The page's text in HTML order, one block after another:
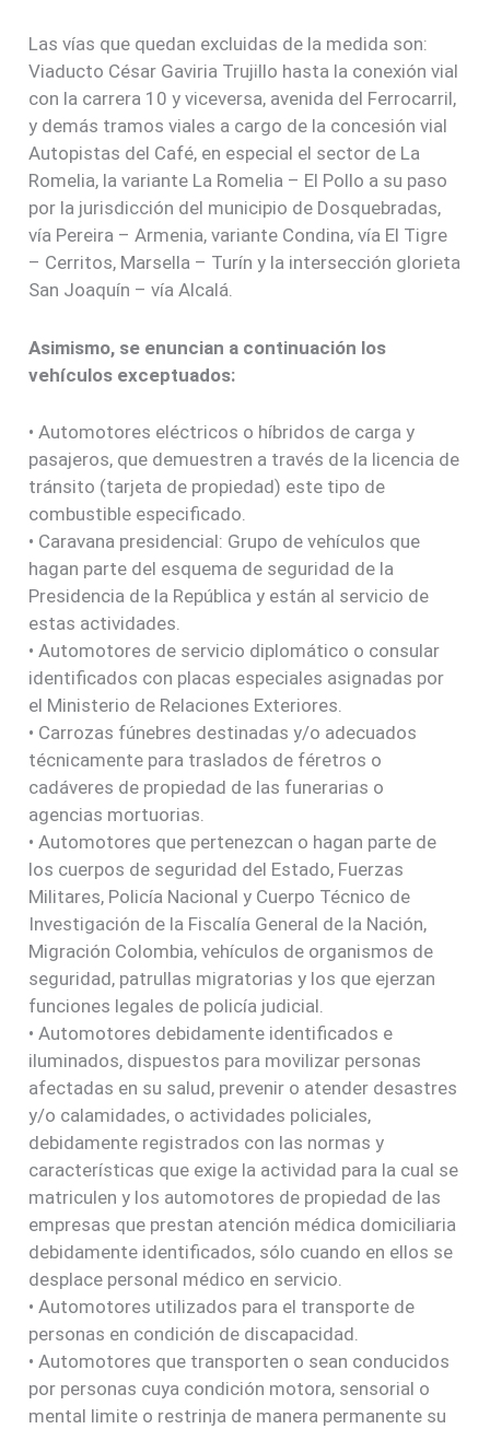
Las vías que quedan excluidas de la medida son:
Viaducto César Gaviria Trujillo hasta la conexión vial
con la carrera 10 y viceversa, avenida del Ferrocarril,
y demás tramos viales a cargo de la concesión vial
Autopistas del Café, en especial el sector de La
Romelia, la variante La Romelia – El Pollo a su paso
por la jurisdicción del municipio de Dosquebradas,
vía Pereira – Armenia, variante Condina, vía El Tigre
– Cerritos, Marsella – Turín y la intersección glorieta
San Joaquín – vía Alcalá.
Asimismo, se enuncian a continuación los
vehículos exceptuados:
• Automotores eléctricos o híbridos de carga y
pasajeros, que demuestren a través de la licencia de
tránsito (tarjeta de propiedad) este tipo de
combustible especificado.
• Caravana presidencial: Grupo de vehículos que
hagan parte del esquema de seguridad de la
Presidencia de la República y están al servicio de
estas actividades.
• Automotores de servicio diplomático o consular
identificados con placas especiales asignadas por
el Ministerio de Relaciones Exteriores.
• Carrozas fúnebres destinadas y/o adecuados
técnicamente para traslados de féretros o
cadáveres de propiedad de las funerarias o
agencias mortuorias.
• Automotores que pertenezcan o hagan parte de
los cuerpos de seguridad del Estado, Fuerzas
Militares, Policía Nacional y Cuerpo Técnico de
Investigación de la Fiscalía General de la Nación,
Migración Colombia, vehículos de organismos de
seguridad, patrullas migratorias y los que ejerzan
funciones legales de policía judicial.
• Automotores debidamente identificados e
iluminados, dispuestos para movilizar personas
afectadas en su salud, prevenir o atender desastres
y/o calamidades, o actividades policiales,
debidamente registrados con las normas y
características que exige la actividad para la cual se
matriculen y los automotores de propiedad de las
empresas que prestan atención médica domiciliaria
debidamente identificados, sólo cuando en ellos se
desplace personal médico en servicio.
• Automotores utilizados para el transporte de
personas en condición de discapacidad.
• Automotores que transporten o sean conducidos
por personas cuya condición motora, sensorial o
mental limite o restrinja de manera permanente su